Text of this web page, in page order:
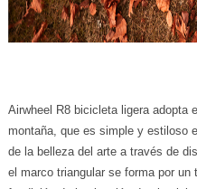
Airwheel R8 bicicleta ligera adopta
montaña, que es simple y estiloso
de la belleza del arte a través de
el marco triangular se forma por un